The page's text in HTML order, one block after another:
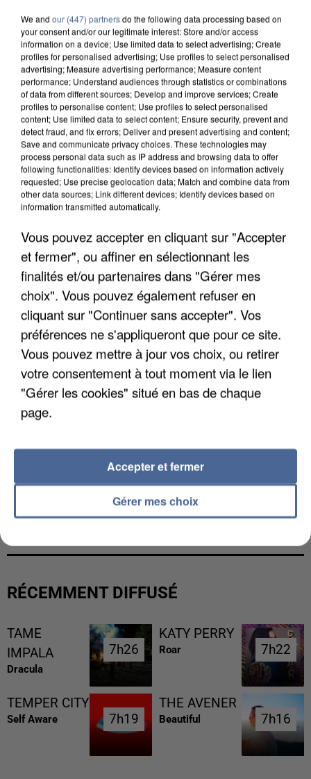
L’UN DES FONDATEURS SUPPOSÉS DE LA DZ
MAFIA INTERPELLÉ EN ALGÉRIE
UN SECOND CADRE DE LA DZ MAFIA
INTERPELLÉ EN ALGÉRIE
RÉCEMMENT DIFFUSÉ
TAME
IMPALA
Dracula
7h26
7h26
KATY PERRY
Roar 7h22
7h22
TEMPER CITY
Self Aware 7h19
7h19
THE AVENER
Beautiful 7h16
7h16
We and our (447) partnersdo the following data processing based on
your consent and/or our legitimate interest: Store and/or access
information on a device; Use limited data to select advertising; Create
profiles for personalised advertising; Use profiles to select personalised
advertising; Measure advertising performance; Measure content
performance; Understand audiences through statistics or combinations
of data from different sources; Develop and improve services; Create
profiles to personalise content; Use profiles to select personalised
content; Use limited data to select content; Ensure security, prevent and
detect fraud, and fix errors; Deliver and present advertising and content;
Save and communicate privacy choices. These technologies may
process personal data such as IP address and browsing data to offer
following functionalities: Identify devices based on information actively
requested; Use precise geolocation data; Match and combine data from
other data sources; Link different devices; Identify devices based on
information transmitted automatically.
Vous pouvez accepter en cliquant sur "Accepter
et fermer", ou affiner en sélectionnant les
finalités et/ou partenaires dans "Gérer mes
choix". Vous pouvez également refuser en
cliquant sur "Continuer sans accepter". Vos
préférences ne s'appliqueront que pour ce site.
Vous pouvez mettre à jour vos choix, ou retirer
votre consentement à tout moment via le lien
"Gérer les cookies" situé en bas de chaque
page.
Gérer mes choix
Accepter et fermer